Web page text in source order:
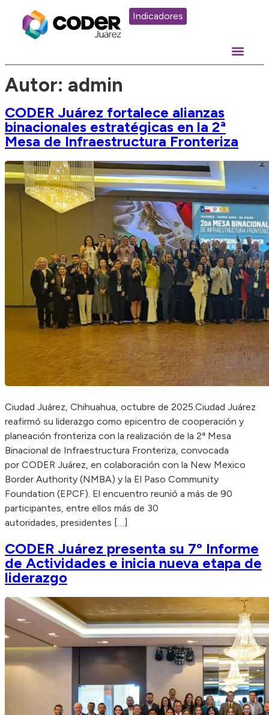
Indicadores
Autor: admin
CODER Juárez fortalece alianzas
binacionales estratégicas en la 2ª
Mesa de Infraestructura Fronteriza
Ciudad Juárez, Chihuahua, octubre de 2025.Ciudad Juárez
reafirmó su liderazgo como epicentro de cooperación y
planeación fronteriza con la realización de la 2ª Mesa
Binacional de Infraestructura Fronteriza, convocada
por CODER Juárez, en colaboración con la New Mexico
Border Authority (NMBA) y la El Paso Community
Foundation (EPCF). El encuentro reunió a más de 90
participantes, entre ellos más de 30
autoridades, presidentes […]
CODER Juárez presenta su 7º Informe
de Actividades e inicia nueva etapa de
liderazgo